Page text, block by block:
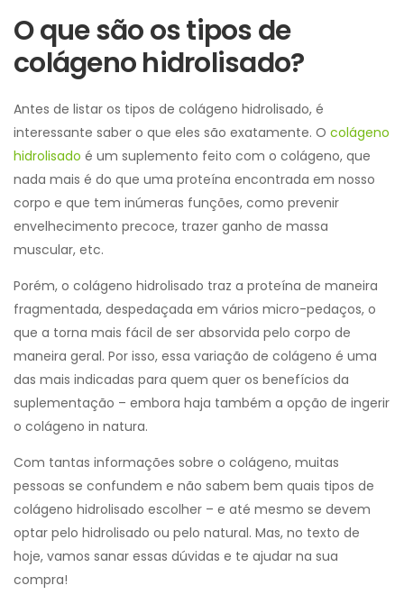
O que são os tipos de
colágeno hidrolisado?
Antes de listar os tipos de colágeno hidrolisado, é
interessante saber o que eles são exatamente. O colágeno
hidrolisado é um suplemento feito com o colágeno, que
nada mais é do que uma proteína encontrada em nosso
corpo e que tem inúmeras funções, como prevenir
envelhecimento precoce, trazer ganho de massa
muscular, etc.
Porém, o colágeno hidrolisado traz a proteína de maneira
fragmentada, despedaçada em vários micro-pedaços, o
que a torna mais fácil de ser absorvida pelo corpo de
maneira geral. Por isso, essa variação de colágeno é uma
das mais indicadas para quem quer os benefícios da
suplementação – embora haja também a opção de ingerir
o colágeno in natura.
Com tantas informações sobre o colágeno, muitas
pessoas se confundem e não sabem bem quais tipos de
colágeno hidrolisado escolher – e até mesmo se devem
optar pelo hidrolisado ou pelo natural. Mas, no texto de
hoje, vamos sanar essas dúvidas e te ajudar na sua
compra!